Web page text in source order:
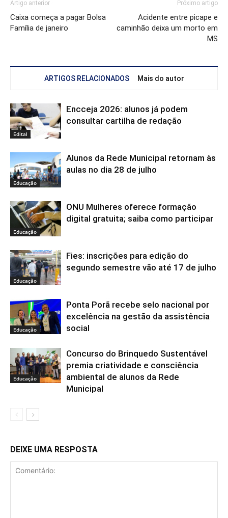
Artigo anterior
Caixa começa a pagar Bolsa
Família de janeiro
Próximo artigo
Acidente entre picape e
caminhão deixa um morto em
MS
ARTIGOS RELACIONADOS Mais do autor
Edital
Encceja 2026: alunos já podem
consultar cartilha de redação
Educação
Alunos da Rede Municipal retornam às
aulas no dia 28 de julho
Educação
ONU Mulheres oferece formação
digital gratuita; saiba como participar
Educação
Fies: inscrições para edição do
segundo semestre vão até 17 de julho
Educação
Ponta Porã recebe selo nacional por
excelência na gestão da assistência
social
Educação
Concurso do Brinquedo Sustentável
premia criatividade e consciência
ambiental de alunos da Rede
Municipal
DEIXE UMA RESPOSTA